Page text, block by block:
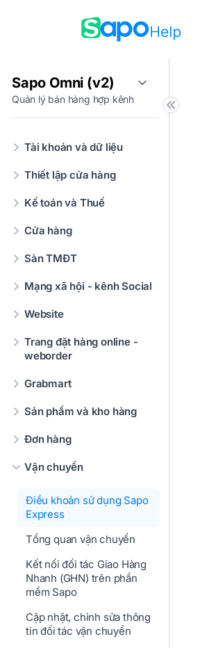
Sapo Omni (v2)
Quản lý bán hàng hợp kênh
Tài khoản và dữ liệu
Thiết lập cửa hàng
Kế toán và Thuế
Cửa hàng
Sàn TMĐT
Mạng xã hội - kênh Social
Website
Trang đặt hàng online -
weborder
Grabmart
Sản phẩm và kho hàng
Đơn hàng
Vận chuyển
Điều khoản sử dụng Sapo
Express
Tổng quan vận chuyển
Kết nối đối tác Giao Hàng
Nhanh (GHN) trên phần
mềm Sapo
Cập nhật, chỉnh sửa thông
tin đối tác vận chuyển